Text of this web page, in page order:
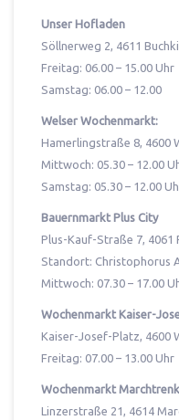
Unser Hofladen
Söllnerweg 2, 4611
Freitag: 06.00 – 15.00 Uhr
Samstag: 06.00 – 12.00
Welser Wochenmarkt:
Hamerlingstraße 8, 4600
Mittwoch: 05.30 – 12.00
Samstag: 05.30 – 12.00
Bauernmarkt Plus City
Plus-Kauf-Straße 7, 4061
Standort: Christophorus
Mittwoch: 07.30 – 17.00
Wochenmarkt Kaiser-
Kaiser-Josef-Platz, 4600
Freitag: 07.00 – 13.00 Uhr
Wochenmarkt Marchtrenk
Linzerstraße 21, 4614